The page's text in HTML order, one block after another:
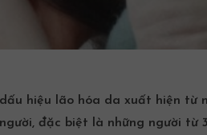
dấu hiệu lão hóa da xuất hiện
đặc biệt là những người